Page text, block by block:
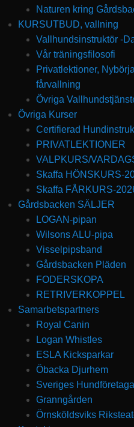
Naturen kring
KURSUTBUD, vallning
Vallhundsinstruktör -
Vår träningsfilosofi
Privatlektioner,
fårvallning
Övriga
Övriga Kurser
Certifierad
PRIVATLEKTIONER
VALPKURS/
Skaffa HÖNSKURS-
Skaffa FÅRKURS-
Gårdsbacken SÄLJER
LOGAN-pipan
Wilsons ALU-pipa
Visselpipsband
Gårdsbacken Pläden
FODERSKOPA
RETRIVERKOPPEL
Samarbetspartners
Royal Canin
Logan Whistles
ESLA Kicksparkar
Öbacka Djurhem
Sveriges
Granngården
Örnsköldsviks